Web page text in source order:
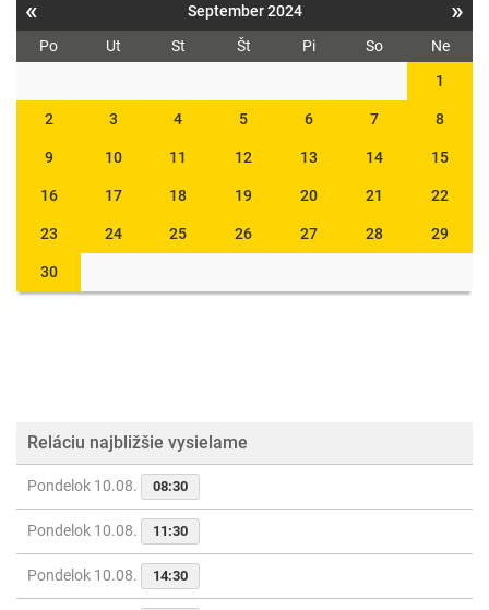
« September 2024 »
Po Ut St Št Pi So
Ne
1
2 3 4 5 6 7 8
9 10 11 12 13 14 15
16 17 18 19 20 21 22
23 24 25 26 27 28 29
30
Reláciu najbližšie vysielame
Pondelok 10.08. 08:30
Pondelok 10.08. 11:30
Pondelok 10.08. 14:30